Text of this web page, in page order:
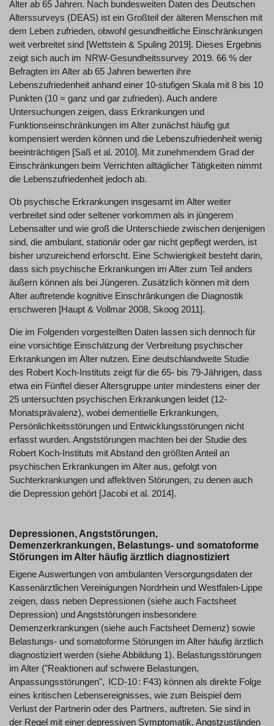
Alter ab 65 Jahren. Nach bundesweiten Daten des Deutschen
Alterssurveys (DEAS) ist ein Großteil der älteren Menschen mit
dem Leben zufrieden, obwohl gesundheitliche Einschränkungen
weit verbreitet sind [Wettstein & Spuling 2019]. Dieses Ergebnis
zeigt sich auch im NRW-Gesundheitssurvey 2019. 66 % der
Befragten im Alter ab 65 Jahren bewerten ihre
Lebenszufriedenheit anhand einer 10-stufigen Skala mit 8 bis 10
Punkten (10 = ganz und gar zufrieden). Auch andere
Untersuchungen zeigen, dass Erkrankungen und
Funktionseinschränkungen im Alter zunächst häufig gut
kompensiert werden können und die Lebenszufriedenheit wenig
beeinträchtigen [Saß et al. 2010]. Mit zunehmendem Grad der
Einschränkungen beim Verrichten alltäglicher Tätigkeiten nimmt
die Lebenszufriedenheit jedoch ab.
Ob psychische Erkrankungen insgesamt im Alter weiter
verbreitet sind oder seltener vorkommen als in jüngerem
Lebensalter und wie groß die Unterschiede zwischen denjenigen
sind, die ambulant, stationär oder gar nicht gepflegt werden, ist
bisher unzureichend erforscht. Eine Schwierigkeit besteht darin,
dass sich psychische Erkrankungen im Alter zum Teil anders
äußern können als bei Jüngeren. Zusätzlich können mit dem
Alter auftretende kognitive Einschränkungen die Diagnostik
erschweren [Haupt & Vollmar 2008, Skoog 2011].
Die im Folgenden vorgestellten Daten lassen sich dennoch für
eine vorsichtige Einschätzung der Verbreitung psychischer
Erkrankungen im Alter nutzen. Eine deutschlandweite Studie
des Robert Koch-Instituts zeigt für die 65- bis 79-Jährigen, dass
etwa ein Fünftel dieser Altersgruppe unter mindestens einer der
25 untersuchten psychischen Erkrankungen leidet (12-
Monatsprävalenz), wobei dementielle Erkrankungen,
Persönlichkeitsstörungen und Entwicklungsstörungen nicht
erfasst wurden. Angststörungen machten bei der Studie des
Robert Koch-Instituts mit Abstand den größten Anteil an
psychischen Erkrankungen im Alter aus, gefolgt von
Suchterkrankungen und affektiven Störungen, zu denen auch
die Depression gehört [Jacobi et al. 2014].
Depressionen, Angststörungen,
Demenzerkrankungen, Belastungs- und somatoforme
Störungen im Alter häufig ärztlich diagnostiziert
Eigene Auswertungen von ambulanten Versorgungsdaten der
Kassenärztlichen Vereinigungen Nordrhein und Westfalen-Lippe
zeigen, dass neben Depressionen (siehe auch Factsheet
Depression) und Angststörungen insbesondere
Demenzerkrankungen (siehe auch Factsheet Demenz) sowie
Belastungs- und somatoforme Störungen im Alter häufig ärztlich
diagnostiziert werden (siehe Abbildung 1). Belastungsstörungen
im Alter ("Reaktionen auf schwere Belastungen,
Anpassungsstörungen", ICD-10: F43) können als direkte Folge
eines kritischen Lebensereignisses, wie zum Beispiel dem
Verlust der Partnerin oder des Partners, auftreten. Sie sind in
der Regel mit einer depressiven Symptomatik, Angstzuständen